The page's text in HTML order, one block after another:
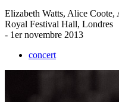
Elizabeth Watts, Alice Coote,
Royal Festival Hall, Londres
- 1er novembre 2013
concert